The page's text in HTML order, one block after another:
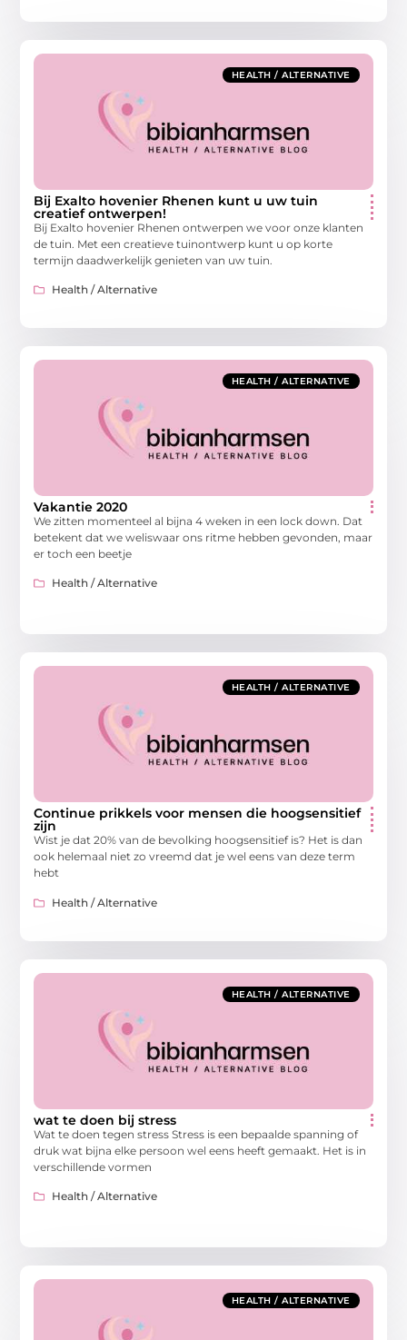
HEALTH / ALTERNATIVE
Bij Exalto hovenier Rhenen kunt u uw tuin
creatief ontwerpen!
Bij Exalto hovenier Rhenen ontwerpen we voor onze klanten
de tuin. Met een creatieve tuinontwerp kunt u op korte
termijn daadwerkelijk genieten van uw tuin.
Health / Alternative
HEALTH / ALTERNATIVE
Vakantie 2020
We zitten momenteel al bijna 4 weken in een lock down. Dat
betekent dat we weliswaar ons ritme hebben gevonden, maar
er toch een beetje
Health / Alternative
HEALTH / ALTERNATIVE
Continue prikkels voor mensen die hoogsensitief
zijn
Wist je dat 20% van de bevolking hoogsensitief is? Het is dan
ook helemaal niet zo vreemd dat je wel eens van deze term
hebt
Health / Alternative
HEALTH / ALTERNATIVE
wat te doen bij stress
Wat te doen tegen stress Stress is een bepaalde spanning of
druk wat bijna elke persoon wel eens heeft gemaakt. Het is in
verschillende vormen
Health / Alternative
HEALTH / ALTERNATIVE